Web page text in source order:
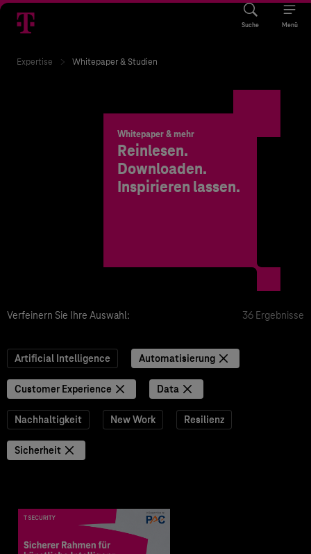
Suche Menü
Expertise Whitepaper & Studien
Whitepaper & mehr
Reinlesen.
Downloaden.
Inspirieren lassen.
Verfeinern Sie Ihre Auswahl: 36 Ergebnisse
Artificial Intelligence Automatisierung
Customer Experience Data
Nachhaltigkeit New Work Resilienz
Sicherheit